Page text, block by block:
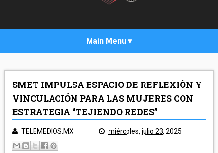
POLICÍA Y NOTA ROJA
SALUD
EDUCACIÓN
TLAXCALA
SMET IMPULSA ESPACIO DE REFLEXIÓN Y
VINCULACIÓN PARA LAS MUJERES CON
ESTRATEGIA “TEJIENDO REDES”
TELEMEDIOS.MX miércoles, julio 23, 2025